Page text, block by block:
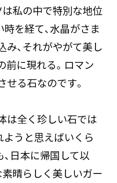
は私の中で特別な地位
を経て、水晶がさま
み、それがやがて美し
前に現れる。ロマン
る石なのです。
は全く珍しい石では
ようと思えばいくら
日本に帰国して以
晴らしく美しいガー